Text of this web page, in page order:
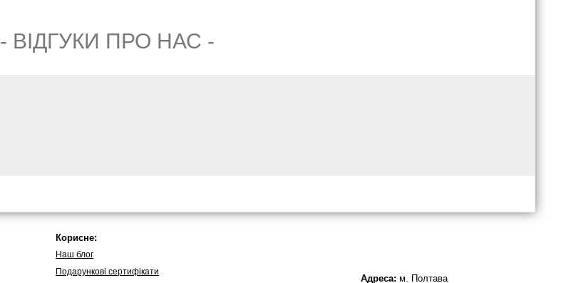
- ВIДГУКИ ПРО НАС -
Корисне:
Наш блог
Подарункові сертифікати
Адреса: м. Полтава